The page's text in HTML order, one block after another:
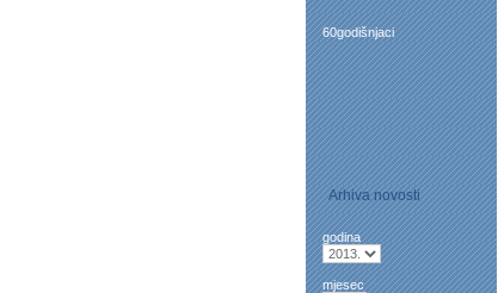
60godišnjaci
Arhiva novosti
godina
mjesec